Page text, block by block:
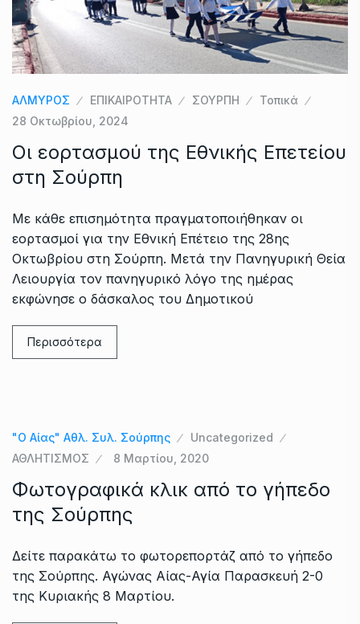
ΑΛΜΥΡΟΣ ΕΠΙΚΑΙΡΟΤΗΤΑ ΣΟΥΡΠΗ
Τοπικά
28 Οκτωβρίου, 2024
Οι εορτασμού της Εθνικής Επετείου
στη Σούρπη
Με κάθε επισημότητα πραγματοποιήθηκαν οι
εορτασμοί για την Εθνική Επέτειο της 28ης
Οκτωβρίου στη Σούρπη. Μετά την Πανηγυρική Θεία
Λειουργία τον πανηγυρικό λόγο της ημέρας
εκφώνησε ο δάσκαλος του Δημοτικού
Περισσότερα
"Ο Αίας" Αθλ. Συλ. Σούρπης
Uncategorized
ΑΘΛΗΤΙΣΜΟΣ
8 Μαρτίου, 2020
Φωτογραφικά κλικ από το γήπεδο
της Σούρπης
Δείτε παρακάτω το φωτορεπορτάζ από το γήπεδο
της Σούρπης. Αγώνας Αίας-Αγία Παρασκευή 2-0
της Κυριακής 8 Μαρτίου.